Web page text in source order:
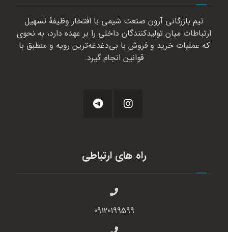
تیم بازرگانی آرون صنعت شیمی با افتخار وظیفهٔ تسهیل
ارتباطات میان تولیدکنندگان داخلی را بر عهده دارد، به نحوی
که عملیات خرید و فروش با بی‌دغدغه‌ترین رویه و منطبق با
قوانین انجام گیرد.
راه های ارتباطی
09120199599